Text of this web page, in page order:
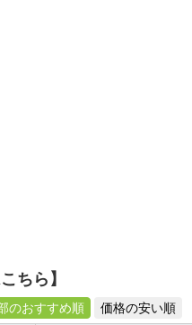
ちら】
のおすすめ順 価格の安い順